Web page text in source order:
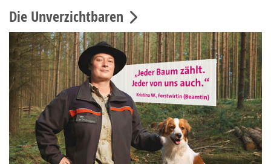
Die Unverzichtbaren